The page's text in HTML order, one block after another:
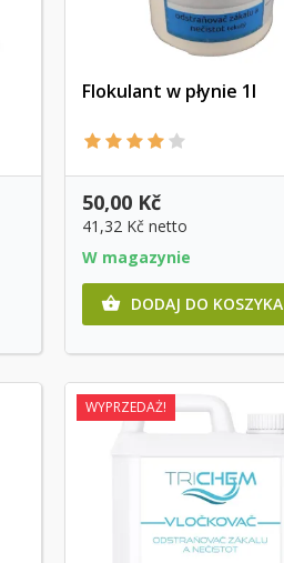
Flokulant w płynie 1l
50,00 Kč
41,32 Kčnetto
W magazynie
 DODAJ DO KOSZYKA
WYPRZEDAŻ!